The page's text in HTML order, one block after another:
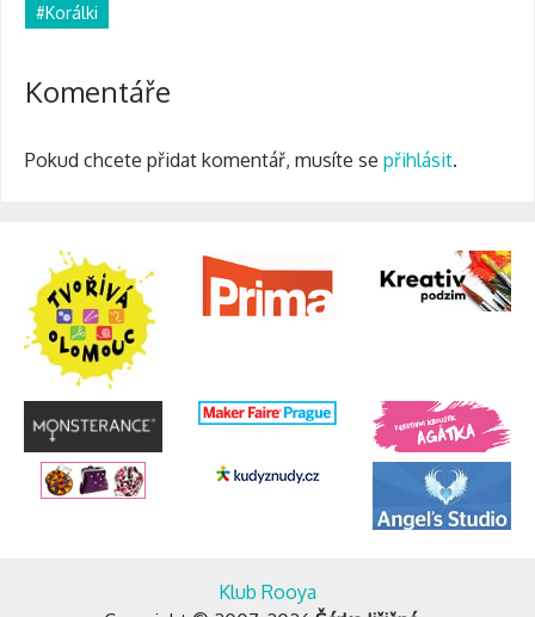
#Korálki
Komentáře
Pokud chcete přidat komentář, musíte se přihlásit.
Klub Rooya